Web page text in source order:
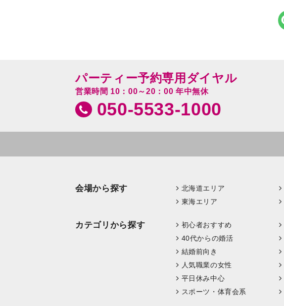
パーティー予約専用ダイヤル
営業時間 10：00～20：00 年中無休
050-5533-1000
会場から探す 北海道エリア
東海エリア
カテゴリから探す 初心者おすすめ
40代からの婚活
結婚前向き
人気職業の女性
平日休み中心
スポーツ・体育会系